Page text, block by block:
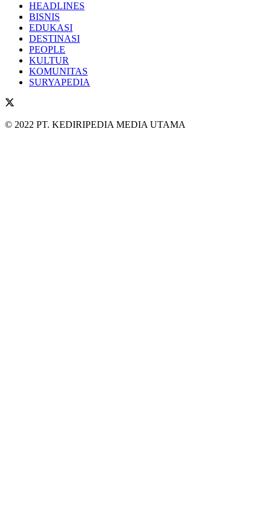
HEADLINES
BISNIS
EDUKASI
DESTINASI
PEOPLE
KULTUR
KOMUNITAS
SURYAPEDIA
© 2022 PT. KEDIRIPEDIA MEDIA UTAMA